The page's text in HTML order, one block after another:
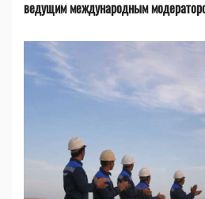
ведущим международным